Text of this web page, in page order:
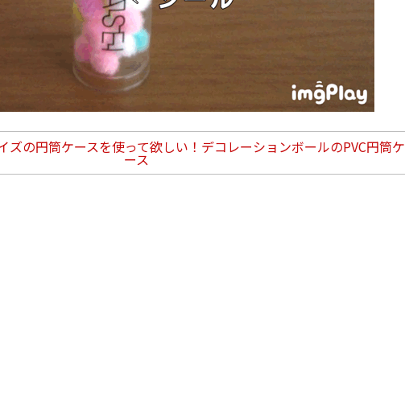
ズの円筒ケースを使って欲しい！デコレーションボールのPVC円筒ケ
ース